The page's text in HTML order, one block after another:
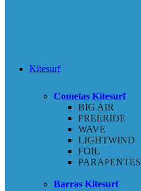
Kitesurf
Cometas Kitesurf
BIG AIR
FREERIDE
WAVE
LIGHTWIND
FOIL
PARAPENTES
Barras Kitesurf